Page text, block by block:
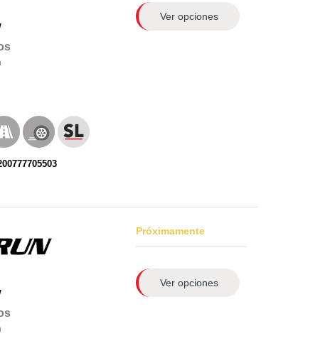
Ver opciones
Próximamente
Ver opciones